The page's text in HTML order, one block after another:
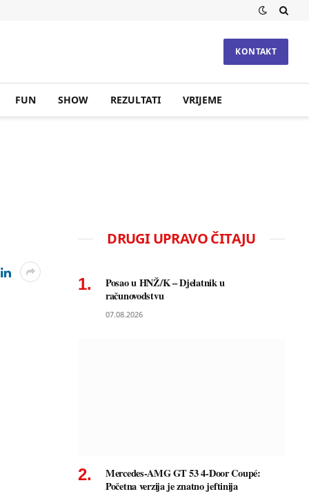
KONTAKT
FUN SHOW REZULTATI VRIJEME
DRUGI UPRAVO ČITAJU
Posao u HNŽ/K – Djelatnik u
računovodstvu
07.08.2026
Mercedes-AMG GT 53 4-Door Coupé:
Početna verzija je znatno jeftinija